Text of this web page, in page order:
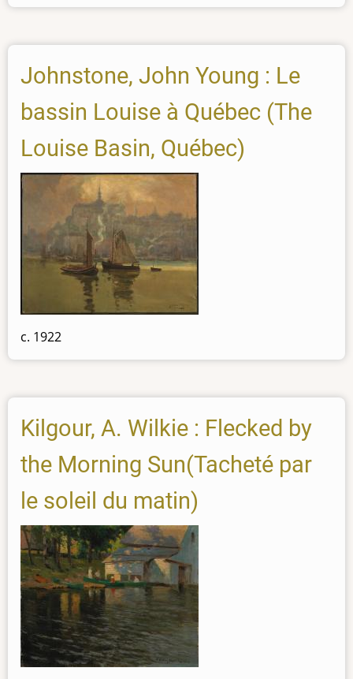
Johnstone, John Young : Le
bassin Louise à Québec (The
Louise Basin, Québec)
c. 1922
Kilgour, A. Wilkie : Flecked by
the Morning Sun(Tacheté par
le soleil du matin)